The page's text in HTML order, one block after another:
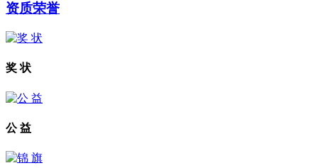
资质荣誉
奖 状
公 益